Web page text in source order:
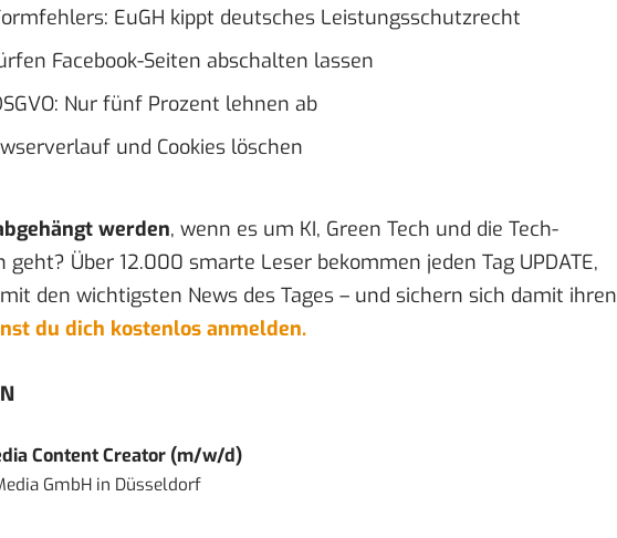
EuGH kippt deutsches Leistungsschutzrecht
Facebook-Seiten abschalten lassen
Nur fünf Prozent lehnen ab
und Cookies löschen
werden, wenn es um KI, Green Tech und die Tech-
Über 12.000 smarte Leser bekommen jeden Tag UPDATE,
den wichtigsten News des Tages – und sichern sich damit ihren
du dich kostenlos anmelden.
Content Creator (m/w/d)
GmbHin Düsseldorf